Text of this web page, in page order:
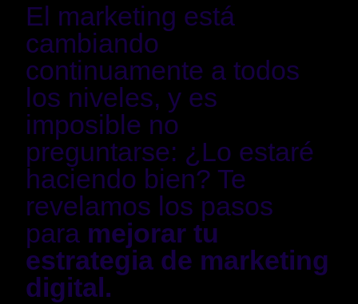
El marketing está
cambiando
continuamente a todos
los niveles, y es
imposible no
preguntarse: ¿Lo estaré
haciendo bien? Te
revelamos los pasos
para mejorar tu
estrategia de marketing
digital.